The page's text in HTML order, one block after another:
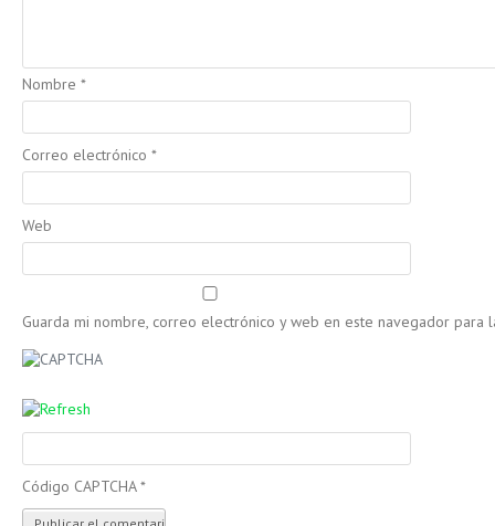
Nombre *
Correo electrónico *
Web
Guarda mi nombre, correo electrónico y web en este navegador para
Código CAPTCHA*